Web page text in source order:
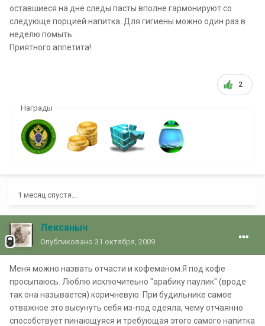
оставшиеся на дне следы пасты вполне гармонируют со
следующе порцией напитка. Для гигиены можно один раз в
неделю помыть.
Приятного аппетита!
2
Награды
1 месяц спустя...
Лексаныч
Опубликовано 31 октября, 2009
Меня можно назвать отчасти и кофеманом.Я под кофе
просыпаюсь. Люблю исключитеьно "арабику паулик" (вроде
так она называется) коричневую. При будильнике самое
отважное это высунуть себя из-под одеяла, чему отчаянно
способствует пинающуяся и требующая этого самого напитка